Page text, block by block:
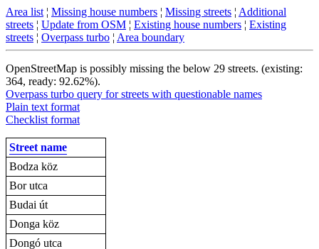
Area list ¦ Missing house numbers ¦ Missing streets ¦ Additional
streets ¦ Update from OSM ¦ Existing house numbers ¦ Existing
streets ¦ Overpass turbo ¦ Area boundary
OpenStreetMap is possibly missing the below 29 streets. (existing:
364, ready: 92.62%).
Overpass turbo query for streets with questionable names
Plain text format
Checklist format
Street name
Bodza köz
Bor utca
Budai út
Donga köz
Dongó utca